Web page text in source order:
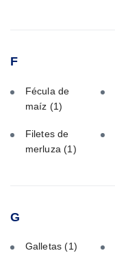
F
Fécula de
maíz (1)
Filetes de
merluza(1)
G
Galletas(1)